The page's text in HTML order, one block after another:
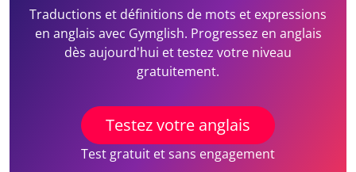
Traductions et définitions de mots et expressions
en anglais avec Gymglish. Progressez en anglais
dès aujourd'hui et testez votre niveau
gratuitement.
Testez votre anglais
Test gratuit et sans engagement